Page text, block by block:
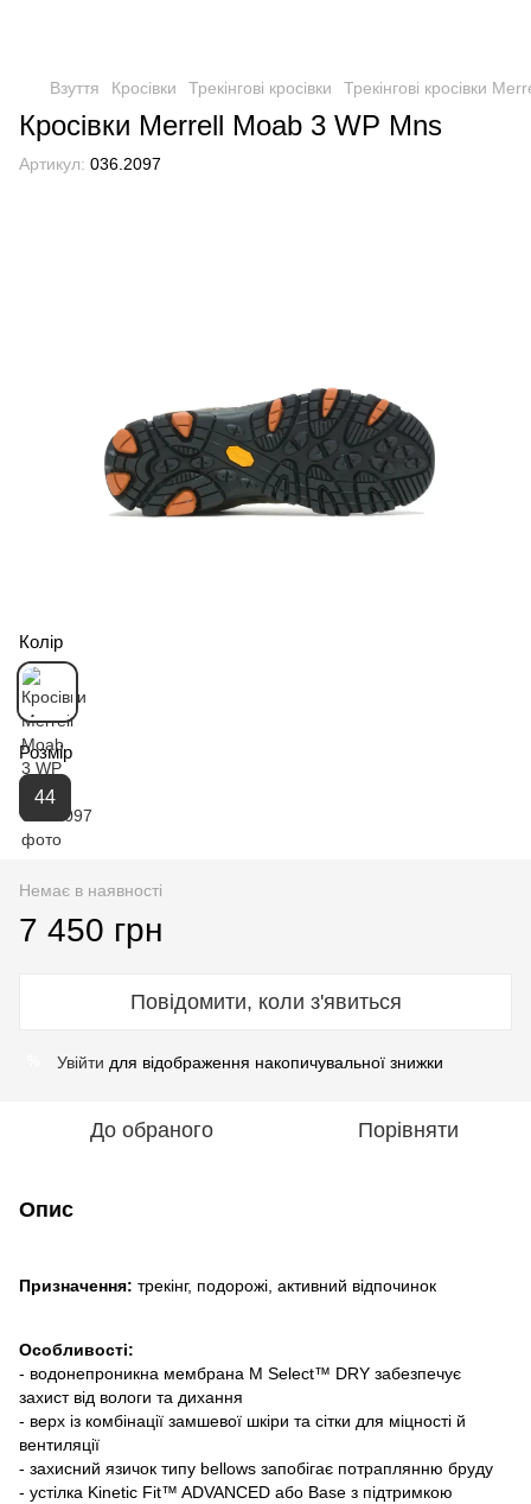
Взуття Кросівки Трекінгові кросівки Трекінгові кросівки
Кросівки Merrell Moab 3 WP Mns
Артикул: 036.2097
Колір
Розмір
44
Немає в наявності
7 450 грн
Повідомити, коли з'явиться
Увійти для відображення накопичувальної знижки
До обраного Порівняти
Опис
Призначення: трекінг, подорожі, активний відпочинок
Особливості:
- водонепроникна мембрана M Select™ DRY забезпечує
захист від вологи та дихання
- верх із комбінації замшевої шкіри та сітки для міцності й
вентиляції
- захисний язичок типу bellows запобігає потраплянню бруду
- устілка Kinetic Fit™ ADVANCED або Base з підтримкою